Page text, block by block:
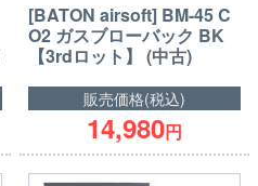
[BATON airsoft] BM-45 C
O2 ガスブローバック BK
【3rdロット】 (中古)
販売価格(税込)
14,980円